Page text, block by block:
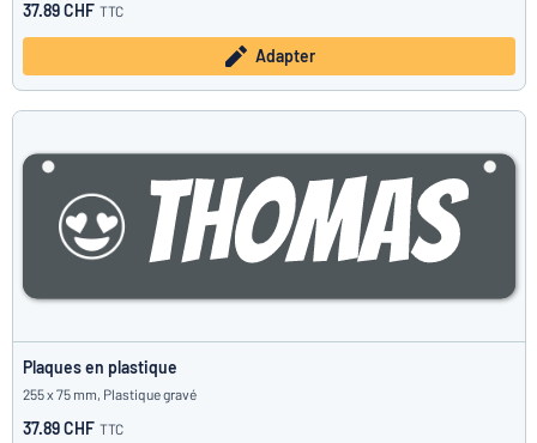
37.89 CHF TTC
Adapter
Plaques en plastique
255 x 75 mm, Plastique gravé
37.89 CHF TTC